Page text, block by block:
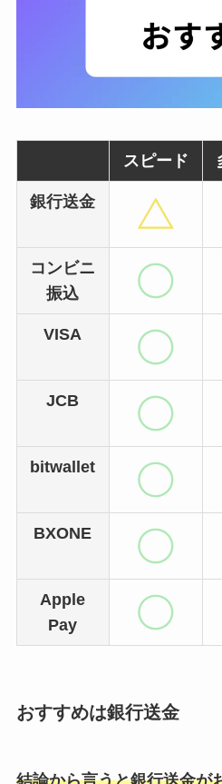
スピード
銀行送金
コンビニ
振込
VISA
JCB
bitwallet
BXONE
Apple
Pay
おすすめは銀行送金
結論から言うと銀行送金が